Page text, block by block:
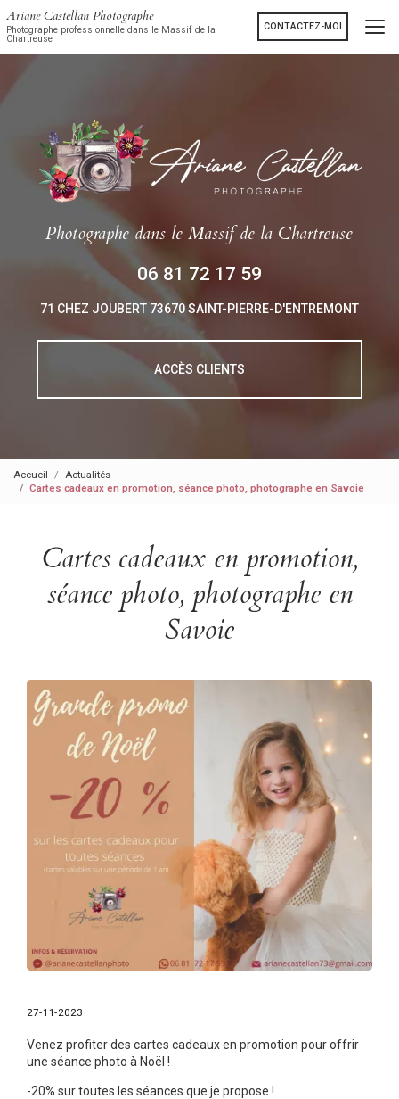
au
contenu
Ariane Castellan Photographe
Photographe professionnelle dans le Massif de la
Chartreuse
CONTACTEZ-MOI
Photographedans le Massif de la Chartreuse
06 81 72 17 59
71 CHEZ JOUBERT 73670 SAINT-PIERRE-D'ENTREMONT
ACCÈS CLIENTS
Accueil
Actualités
Cartes cadeaux en promotion, séance photo, photographe en Savoie
Cartes cadeaux en promotion,
séance photo, photographe en
Savoie
27-11-2023
Venez profiter des cartes cadeaux en promotion pour offrir
une séance photo à Noël !
-20% sur toutes les séances que je propose !